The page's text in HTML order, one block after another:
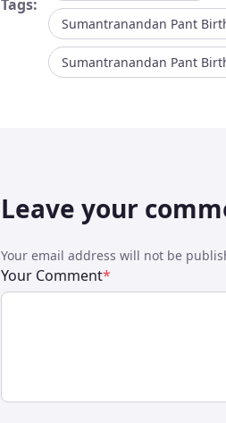
Tags:
Sumantranandan Pant
Sumantranandan Pant
Leave your
Your email address will not be
Your Comment*